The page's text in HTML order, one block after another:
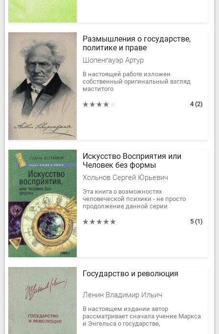
Размышления о государстве,
политике и праве
Шопенгауэр Артур
В настоящей работе изложен
собственный оригинальный взгляд
маститого
классической философии -- Артура
4 (2)
Искусство Восприятия или
Человек без формы
Хольнов Сергей Юрьевич
Эта книга о возможностях
человеческой психики - не просто
продолжение данной серии
изложены какие-то новые
5 (1)
Государство и революция
Ленин Владимир Ильич
В настоящем издании автор
рассматривает сначала учение Маркса
и Энгельса о государстве,